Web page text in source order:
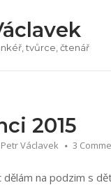
tvůrce, čtenář
2015
Petr Václavek 3
dělám na podzim s